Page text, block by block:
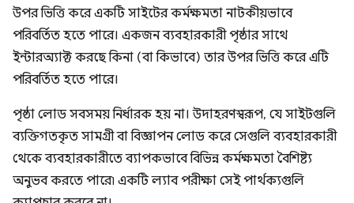
উপর ভিত্তি করে একটি সাইটের কর্মক্ষমতা নাটকীয়ভাবে
পরিবর্তিত হতে পারে। একজন ব্যবহারকারী পৃষ্ঠার সাথে
ইন্টারঅ্যাক্ট করছে কিনা (বা কিভাবে) তার উপর ভিত্তি করে এটি
পরিবর্তিত হতে পারে।
পৃষ্ঠা লোড সবসময় নির্ধারক হয় না। উদাহরণস্বরূপ, যে সাইটগুলি
ব্যক্তিগতকৃত সামগ্রী বা বিজ্ঞাপন লোড করে সেগুলি ব্যবহারকারী
থেকে ব্যবহারকারীতে ব্যাপকভাবে বিভিন্ন কর্মক্ষমতা বৈশিষ্ট্য
অনুভব করতে পারে৷ একটি ল্যাব পরীক্ষা সেই পার্থক্যগুলি